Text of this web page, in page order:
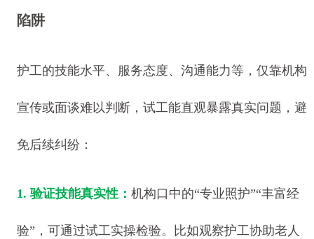
陷阱
护工的技能水平、服务态度、沟通能力等，仅靠机构
宣传或面谈难以判断，试工能直观暴露真实问题，避
免后续纠纷：
1. 验证技能真实性： 机构口中的“专业照护”“丰富经
验”，可通过试工实操检验。比如观察护工协助老人